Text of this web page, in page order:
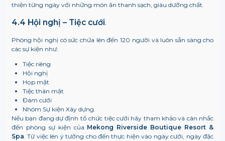
thiện từng ngày với những món ăn thanh sạch, giàu dưỡng chất.
4.4 Hội nghị – Tiệc cưới.
Phòng hội nghị có sức chứa lên đến 120 người và luôn sẵn sàng cho
các sự kiện như:
Tiệc riêng
Hội nghị
Họp mặt
Tiệc thân mật
Đám cưới
Nhóm Sự kiện Xây dựng.
Nếu bạn đang dự định tổ chức tiệc cưới hãy tham khảo và cân nhắc
đến phòng sự kiện của Mekong Riverside Boutique Resort &
Spa. Từ việc lên ý tưởng cho đến thực hiện vào ngày cưới, ngày đặc